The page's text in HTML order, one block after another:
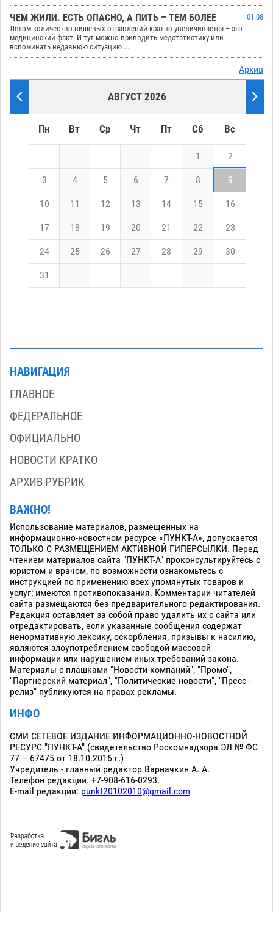
ЧЕМ ЖИЛИ. ЕСТЬ ОПАСНО, А ПИТЬ – ТЕМ БОЛЕЕ
01.08
Летом количество пищевых отравлений кратно увеличивается – это
медицинский факт. И тут можно приводить медстатистику или
вспоминать недавнюю ситуацию ...
Архив
АВГУСТ 2026
Пн Вт Ср Чт Пт Сб Вс
1 2
3 4 5 6 7 8 9
10 11 12 13 14 15 16
17 18 19 20 21 22 23
24 25 26 27 28 29 30
31
НАВИГАЦИЯ
ГЛАВНОЕ
ФЕДЕРАЛЬНОЕ
ОФИЦИАЛЬНО
НОВОСТИ КРАТКО
АРХИВ РУБРИК
ВАЖНО!
Использование материалов, размещенных на
информационно-новостном ресурсе «ПУНКТ-А», допускается
ТОЛЬКО С РАЗМЕЩЕНИЕМ АКТИВНОЙ ГИПЕРСЫЛКИ. Перед
чтением материалов сайта "ПУНКТ-А" проконсультируйтесь с
юристом и врачом, по возможности ознакомьтесь с
инструкцией по применению всех упомянутых товаров и
услуг; имеются противопоказания. Комментарии читателей
сайта размещаются без предварительного редактирования.
Редакция оставляет за собой право удалить их с сайта или
отредактировать, если указанные сообщения содержат
ненормативную лексику, оскорбления, призывы к насилию,
являются злоупотреблением свободой массовой
информации или нарушением иных требований закона.
Материалы с плашками "Новости компаний", "Промо",
"Партнерский материал", "Политические новости", "Пресс -
релиз" публикуются на правах рекламы.
ИНФО
СМИ СЕТЕВОЕ ИЗДАНИЕ ИНФОРМАЦИОННО-НОВОСТНОЙ
РЕСУРС "ПУНКТ-А" (свидетельство Роскомнадзора ЭЛ № ФС
77 – 67475 от 18.10.2016 г.)
Учредитель - главный редактор Варначкин А. А.
Телефон редакции. +7-908-616-0293.
E-mail редакции: punkt20102010@gmail.com